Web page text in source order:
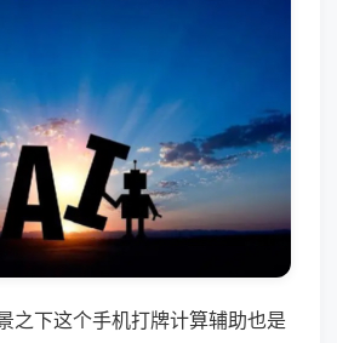
之下这个手机打牌计算辅助也是